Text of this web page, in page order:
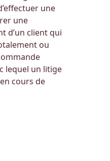
une
une
d’un client qui
ou
lequel un litige
cours de